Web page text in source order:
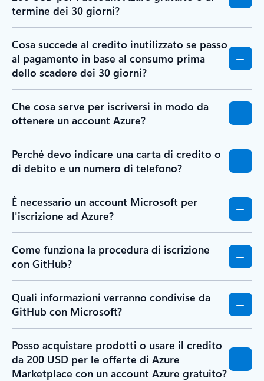
termine dei 30 giorni?
Cosa succede al credito inutilizzato se passo
al pagamento in base al consumo prima
dello scadere dei 30 giorni?
Che cosa serve per iscriversi in modo da
ottenere un account Azure?
Perché devo indicare una carta di credito o
di debito e un numero di telefono?
È necessario un account Microsoft per
l'iscrizione ad Azure?
Come funziona la procedura di iscrizione
con GitHub?
Quali informazioni verranno condivise da
GitHub con Microsoft?
Posso acquistare prodotti o usare il credito
da 200 USD per le offerte di Azure
Marketplace con un account Azure gratuito?